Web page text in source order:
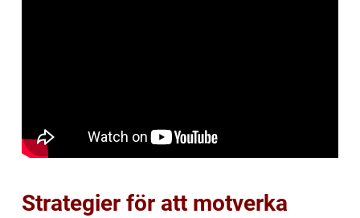
Strategier för att motverka